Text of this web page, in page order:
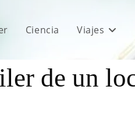
Ciencia Viajes
de un